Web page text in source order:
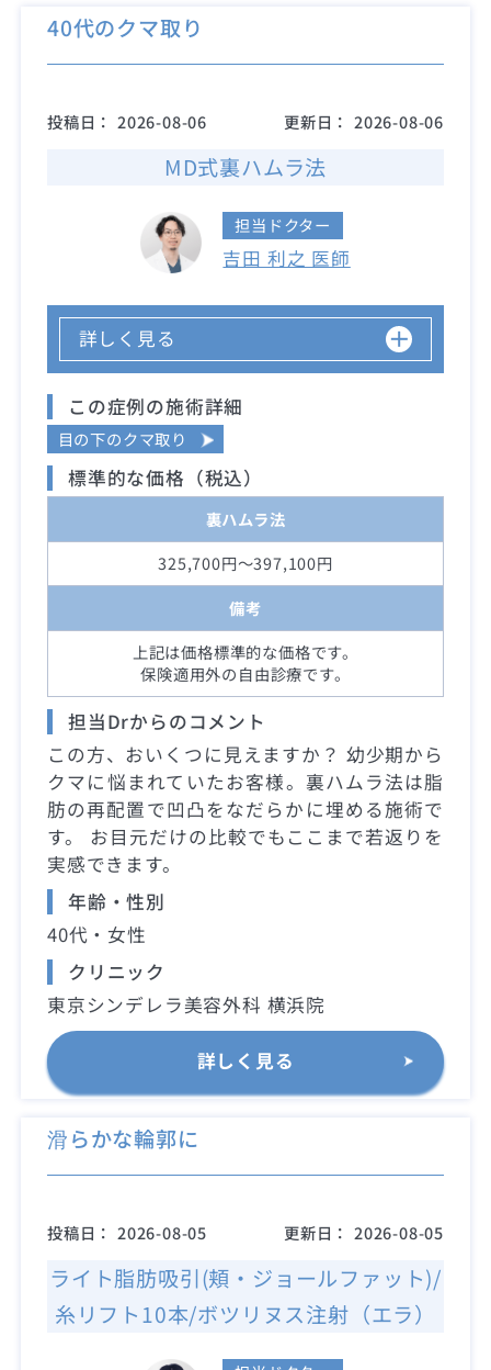
40代のクマ取り
投稿日： 2026-08-06 更新日： 2026-08-06
MD式裏ハムラ法
担当ドクター
吉田 利之 医師
詳しく見る
この症例の施術詳細
目の下のクマ取り
標準的な価格（税込）
裏ハムラ法
325,700円～397,100円
備考
上記は価格標準的な価格です。
保険適用外の自由診療です。
担当Drからのコメント
この方、おいくつに見えますか？ 幼少期から
クマに悩まれていたお客様。裏ハムラ法は脂
肪の再配置で凹凸をなだらかに埋める施術で
す。 お目元だけの比較でもここまで若返りを
実感できます。
年齢・性別
40代・女性
クリニック
東京シンデレラ美容外科 横浜院
詳しく見る
滑らかな輪郭に
投稿日： 2026-08-05 更新日： 2026-08-05
ライト脂肪吸引(頬・ジョールファット)/
糸リフト10本/ボツリヌス注射（エラ）